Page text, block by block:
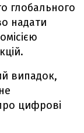
глобального
надати
випадок,
цифрові